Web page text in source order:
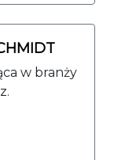
w branży